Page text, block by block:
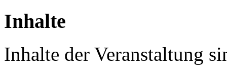
Inhalte
Inhalte der Veranstaltung